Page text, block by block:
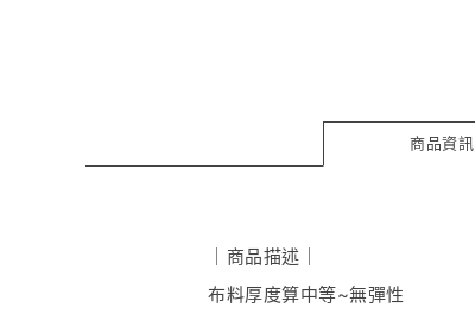
商品資訊
｜商品描述｜
布料厚度算中等~無彈性